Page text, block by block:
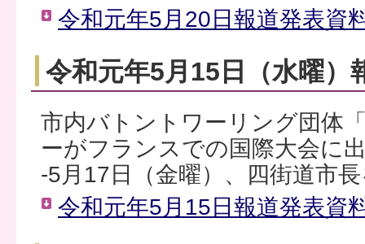
令和元年5月20日報道発表資
令和元年5月15日（水曜）
市内バトントワーリング団体
ーがフランスでの国際大会に
-5月17日（金曜）、四街道市
令和元年5月15日報道発表資